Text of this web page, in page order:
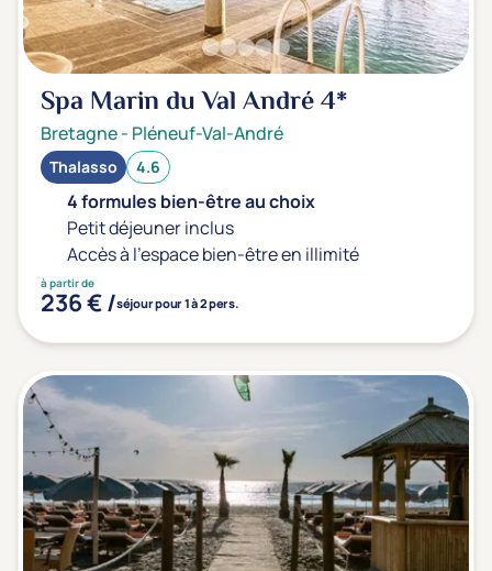
Spa Marin du Val André4*
Bretagne- Pléneuf-Val-André
Thalasso 4.6
4 formules bien-être au choix
Petit déjeuner inclus
Accès à l'espace bien-être en illimité
à partir de
236 € /séjour pour 1 à 2 pers.